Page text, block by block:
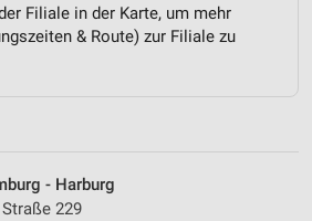
Filiale in der Karte, um mehr
& Route) zur Filiale zu
- Harburg
229